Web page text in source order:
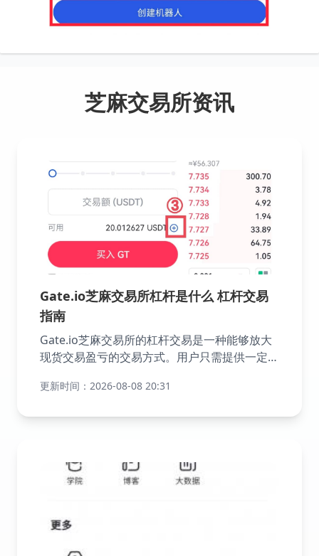
芝麻交易所资讯
Gate.io芝麻交易所杠杆是什么 杠杆交易
指南
Gate.io芝麻交易所的杠杆交易是一种能够放大
现货交易盈亏的交易方式。用户只需提供一定数
行交易。不过，在享受高收益的同时，用户也必
户通过抵押自有资产作为保证金，借入数倍于保
证金的资金进行交易。这一过程大致分为四个步
更新时间：2026-08-08 20:31